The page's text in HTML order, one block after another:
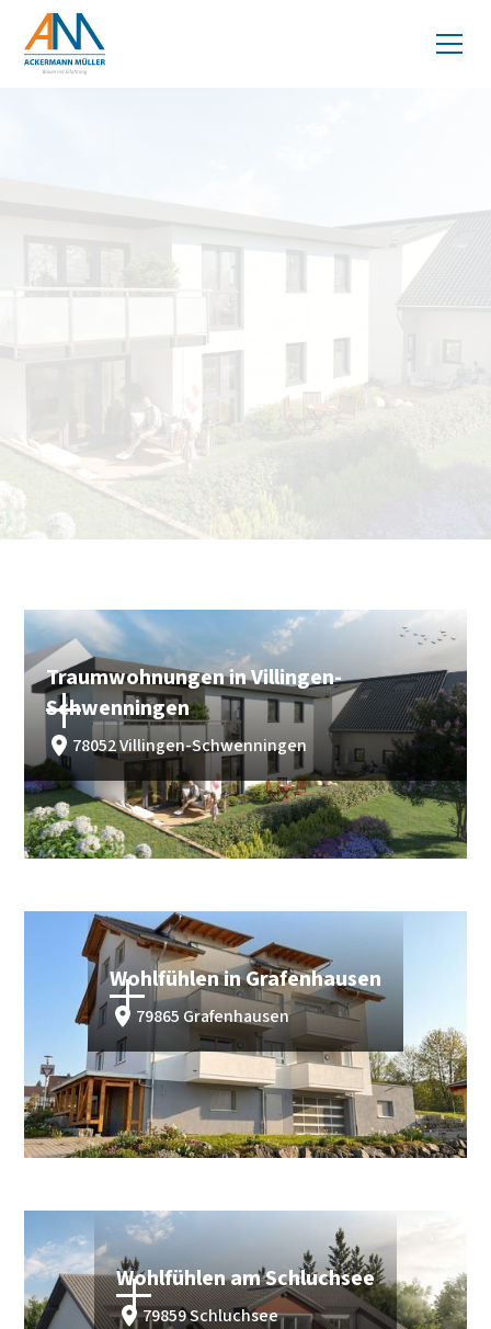
ZU DEN PROJEKTEN
Traumwohnungen in Villingen-
Schwenningen
78052 Villingen-Schwenningen
Wohlfühlen in Grafenhausen
79865 Grafenhausen
Wohlfühlen am Schluchsee
79859 Schluchsee